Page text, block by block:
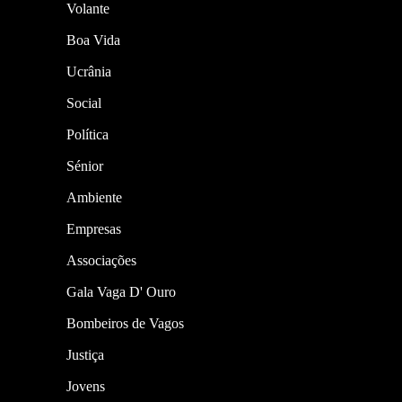
Volante
Boa Vida
Ucrânia
Social
Política
Sénior
Ambiente
Empresas
Associações
Gala Vaga D' Ouro
Bombeiros de Vagos
Justiça
Jovens